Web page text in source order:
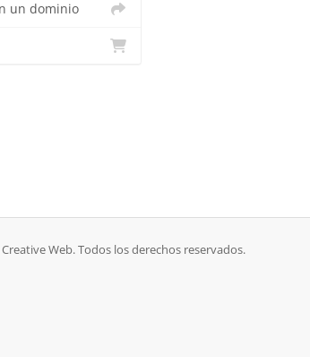
un dominio
Web. Todos los derechos reservados.